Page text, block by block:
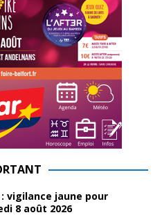
vigilance jaune pour
8 août 2026